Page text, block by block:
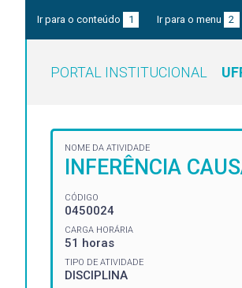
Ir para o conteúdo 1 Ir para o menu 2
PORTAL INSTITUCIONAL
NOME DA ATIVIDADE
INFERÊNCIA
CÓDIGO
0450024
CARGA HORÁRIA
51 horas
TIPO DE ATIVIDADE
DISCIPLINA